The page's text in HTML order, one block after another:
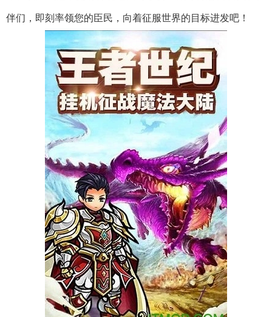
伴们，即刻率领您的臣民，向着征服世界的目标进发吧！